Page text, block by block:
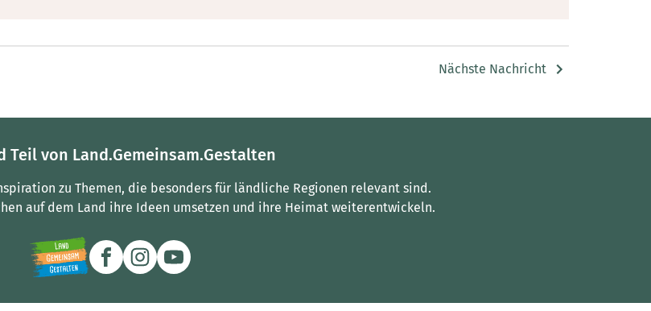
Nächste Nachricht
Teil von Land.Gemeinsam.Gestalten
zu Themen, die besonders für ländliche Regionen relevant sind.
auf dem Land ihre Ideen umsetzen und ihre Heimat weiterentwickeln.